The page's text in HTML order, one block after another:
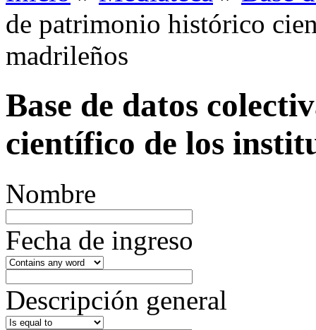
de patrimonio histórico
madrileños
Base de datos
científico de los
Nombre
Fecha de ingreso
Descripción general